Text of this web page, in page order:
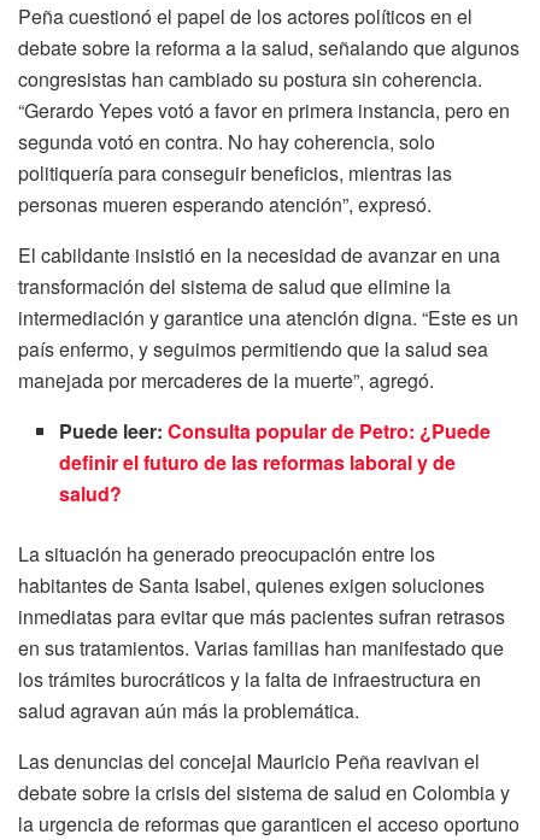
Peña cuestionó el papel de los actores políticos en el
debate sobre la reforma a la salud, señalando que algunos
congresistas han cambiado su postura sin coherencia.
“Gerardo Yepes votó a favor en primera instancia, pero en
segunda votó en contra. No hay coherencia, solo
politiquería para conseguir beneficios, mientras las
personas mueren esperando atención”, expresó.
El cabildante insistió en la necesidad de avanzar en una
transformación del sistema de salud que elimine la
intermediación y garantice una atención digna. “Este es un
país enfermo, y seguimos permitiendo que la salud sea
manejada por mercaderes de la muerte”, agregó.
Puede leer:Consulta popular de Petro: ¿Puede
definir el futuro de las reformas laboral y de
salud?
La situación ha generado preocupación entre los
habitantes de Santa Isabel, quienes exigen soluciones
inmediatas para evitar que más pacientes sufran retrasos
en sus tratamientos. Varias familias han manifestado que
los trámites burocráticos y la falta de infraestructura en
salud agravan aún más la problemática.
Las denuncias del concejal Mauricio Peña reavivan el
debate sobre la crisis del sistema de salud en Colombia y
la urgencia de reformas que garanticen el acceso oportuno